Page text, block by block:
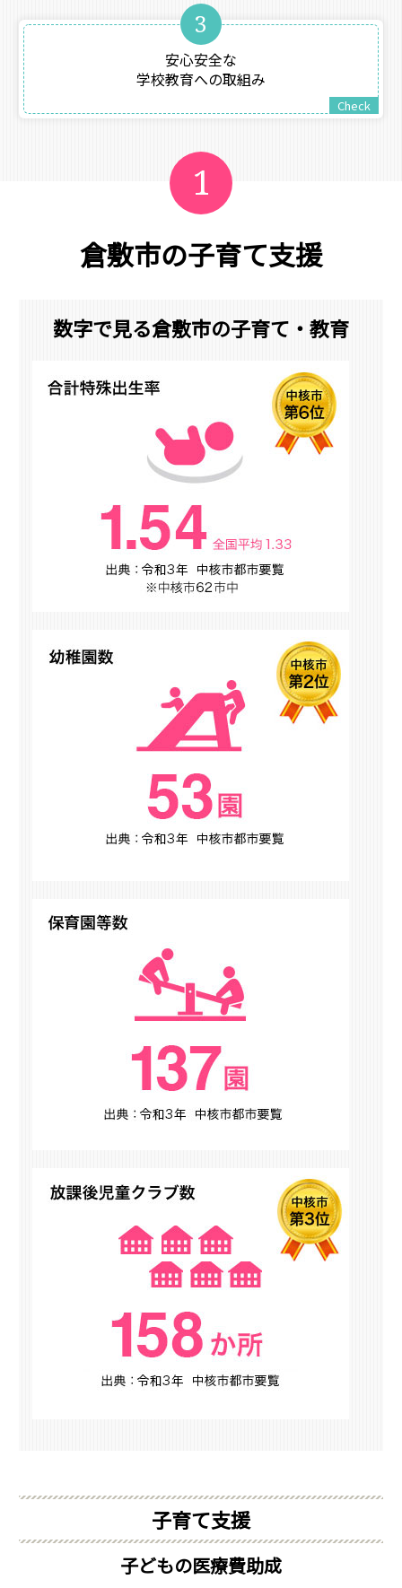
3
安心安全な
学校教育への取組み
Check
1
倉敷市の子育て支援
数字で見る倉敷市の子育て・教育
子育て支援
子どもの医療費助成